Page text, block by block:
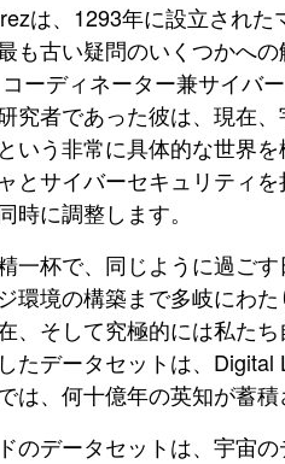
は、1293年に設立され
も古い疑問のいくつかへ
コーディネーター兼サイバ
究者であった彼は、現在
いう非常に具体的な世界
とサイバーセキュリティ
時に調整します。
一杯で、同じように過ご
環境の構築まで多岐にわ
、そして究極的には私た
たデータセットは、
は、何十億年の英知が蓄
のデータセットは、宇宙の